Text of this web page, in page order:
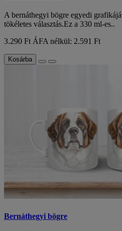
A bernáthegyi bögre egyedi
tökéletes választás.Ez a 330 ml-es..
3.290 Ft ÁFA nélkül: 2.591 Ft
Kosárba
Bernáthegyi bögre